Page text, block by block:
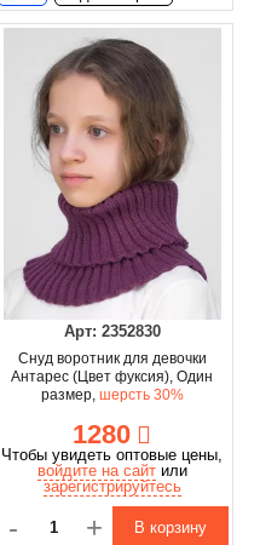
Арт: 2352830
Снуд воротник для девочки
Антарес (Цвет фуксия), Один
размер, шерсть 30%
1280
Чтобы увидеть оптовые цены,
войдите на сайтили
зарегистрируйтесь
- + В корзину